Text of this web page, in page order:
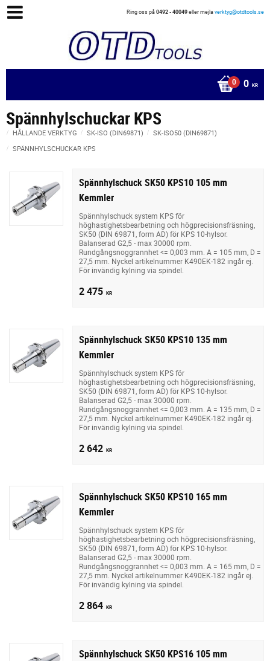
Ring oss på0492 - 40049eller mejlaverktyg@otdtools.se
0 KR
Spännhylschuckar KPS
HÅLLANDE VERKTYG SK-ISO (DIN69871)
SK-ISO50 (DIN69871)
SPÄNNHYLSCHUCKAR KPS
Spännhylschuck SK50 KPS10 105 mm
Kemmler
Spännhylschuck system KPS för
höghastighetsbearbetning och högprecisionsfräsning,
SK50 (DIN 69871, form AD) för KPS 10-hylsor.
Balanserad G2,5 - max 30000 rpm.
Rundgångsnoggrannhet <= 0,003 mm. A = 105 mm, D =
27,5 mm. Nyckel artikelnummer K490EK-182 ingår ej.
För invändig kylning via spindel.
2 475 KR
Spännhylschuck SK50 KPS10 135 mm
Kemmler
Spännhylschuck system KPS för
höghastighetsbearbetning och högprecisionsfräsning,
SK50 (DIN 69871, form AD) för KPS 10-hylsor.
Balanserad G2,5 - max 30000 rpm.
Rundgångsnoggrannhet <= 0,003 mm. A = 135 mm, D =
27,5 mm. Nyckel artikelnummer K490EK-182 ingår ej.
För invändig kylning via spindel.
2 642 KR
Spännhylschuck SK50 KPS10 165 mm
Kemmler
Spännhylschuck system KPS för
höghastighetsbearbetning och högprecisionsfräsning,
SK50 (DIN 69871, form AD) för KPS 10-hylsor.
Balanserad G2,5 - max 30000 rpm.
Rundgångsnoggrannhet <= 0,003 mm. A = 165 mm, D =
27,5 mm. Nyckel artikelnummer K490EK-182 ingår ej.
För invändig kylning via spindel.
2 864 KR
Spännhylschuck SK50 KPS16 105 mm